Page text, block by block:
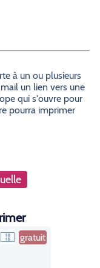
à un ou plusieurs
un lien vers une
qui s'ouvre pour
pourra imprimer
gratuit